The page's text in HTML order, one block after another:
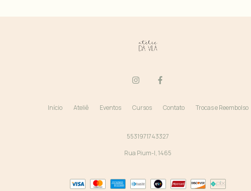
Início Ateliê Eventos Cursos Contato Trocas e Reembolso
5531971743327
Rua Pium-I, 1465